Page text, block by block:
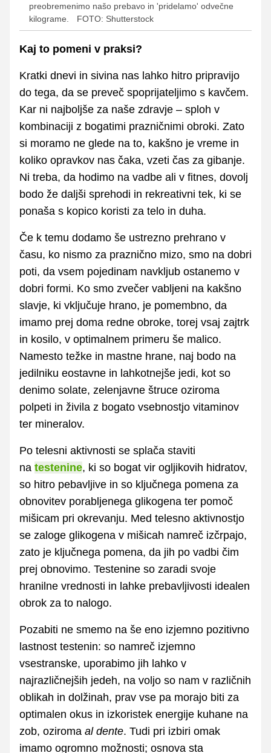
preobremenimo našo prebavo in 'pridelamo' odvečne
kilograme.
FOTO: Shutterstock
Kaj to pomeni v praksi?
Kratki dnevi in sivina nas lahko hitro pripravijo
do tega, da se preveč spoprijateljimo s kavčem.
Kar ni najboljše za naše zdravje – sploh v
kombinaciji z bogatimi prazničnimi obroki. Zato
si moramo ne glede na to, kakšno je vreme in
koliko opravkov nas čaka, vzeti čas za gibanje.
Ni treba, da hodimo na vadbe ali v fitnes, dovolj
bodo že daljši sprehodi in rekreativni tek, ki se
ponaša s kopico koristi za telo in duha.
Če k temu dodamo še ustrezno prehrano v
času, ko nismo za praznično mizo, smo na dobri
poti, da vsem pojedinam navkljub ostanemo v
dobri formi. Ko smo zvečer vabljeni na kakšno
slavje, ki vključuje hrano, je pomembno, da
imamo prej doma redne obroke, torej vsaj zajtrk
in kosilo, v optimalnem primeru še malico.
Namesto težke in mastne hrane, naj bodo na
jedilniku eostavne in lahkotnejše jedi, kot so
denimo solate, zelenjavne štruce oziroma
polpeti in živila z bogato vsebnostjo vitaminov
ter mineralov.
Po telesni aktivnosti se splača staviti
na testenine, ki so bogat vir ogljikovih hidratov,
so hitro pebavljive in so ključnega pomena za
obnovitev porabljenega glikogena ter pomoč
mišicam pri okrevanju. Med telesno aktivnostjo
se zaloge glikogena v mišicah namreč izčrpajo,
zato je ključnega pomena, da jih po vadbi čim
prej obnovimo. Testenine so zaradi svoje
hranilne vrednosti in lahke prebavljivosti idealen
obrok za to nalogo.
Pozabiti ne smemo na še eno izjemno pozitivno
lastnost testenin: so namreč izjemno
vsestranske, uporabimo jih lahko v
najrazličnejših jedeh, na voljo so nam v različnih
oblikah in dolžinah, prav vse pa morajo biti za
optimalen okus in izkoristek energije kuhane na
zob, oziroma al dente. Tudi pri izbiri omak
imamo ogromno možnosti; osnova sta